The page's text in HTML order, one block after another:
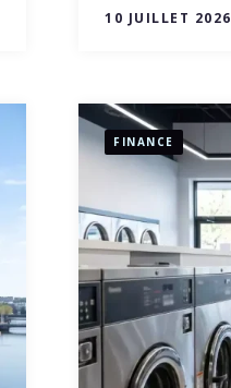
10 JUILLET 2026
FINANCE